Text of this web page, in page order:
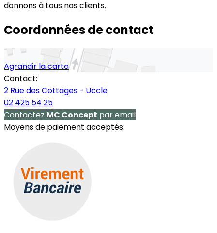
donnons à tous nos clients.
Coordonnées de contact
Agrandir la carte
Contact:
2 Rue des Cottages - Uccle
02 425 54 25
Contactez MC Concept par email
Moyens de paiement acceptés: